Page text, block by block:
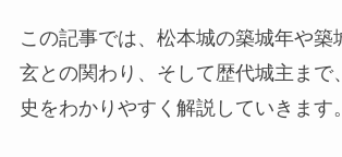
この記事では、松本城の築城年や築
玄との関わり、そして歴代城主まで
史をわかりやすく解説していきます。